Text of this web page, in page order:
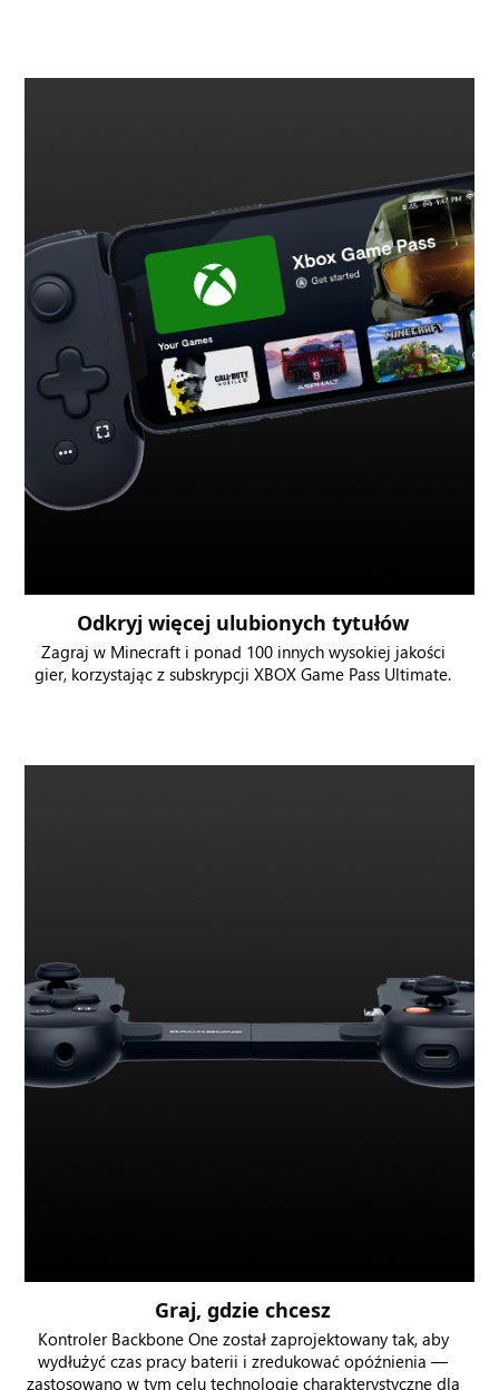
Odkryj więcej ulubionych tytułów
Zagraj w Minecraft i ponad 100 innych wysokiej jakości
gier, korzystając z subskrypcji XBOX Game Pass Ultimate.
Graj, gdzie chcesz
Kontroler Backbone One został zaprojektowany tak, aby
wydłużyć czas pracy baterii i zredukować opóźnienia —
zastosowano w tym celu technologie charakterystyczne dla